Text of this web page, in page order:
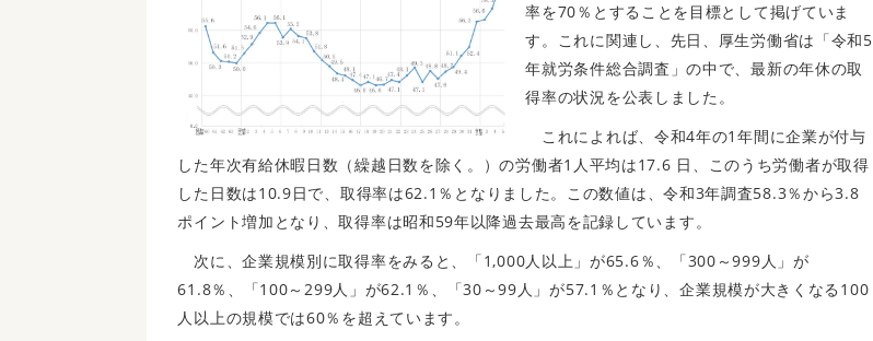
率を70％とすることを目標として掲げていま
す。これに関連し、先日、厚生労働省は「令和5
年就労条件総合調査」の中で、最新の年休の取
得率の状況を公表しました。
これによれば、令和4年の1年間に企業が付与
した年次有給休暇日数（繰越日数を除く。）の労働者1人平均は17.6 日、このうち労働者が取得
した日数は10.9日で、取得率は62.1％となりました。この数値は、令和3年調査58.3％から3.8
ポイント増加となり、取得率は昭和59年以降過去最高を記録しています。
次に、企業規模別に取得率をみると、「1,000人以上」が65.6％、「300～999人」が
61.8％、「100～299人」が62.1％、「30～99人」が57.1％となり、企業規模が大きくなる100
人以上の規模では60％を超えています。